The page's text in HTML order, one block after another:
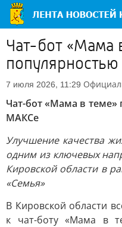
Чат-бот «Мама
7 июля 2026, 11:29
Чат-бот «Мама в теме»
МАКСе
Улучшение качества
одним из ключевых
Кировской области в
«Семья»
В Кировской области
к чат-боту «Мама в